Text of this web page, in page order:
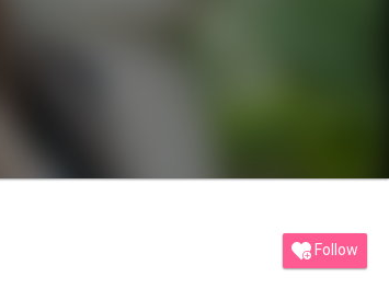
Follow